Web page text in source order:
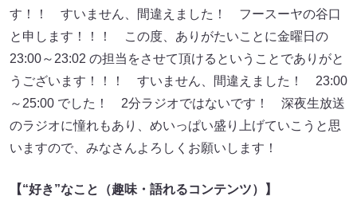
す！！ すいません、間違えました！ フースーヤの谷口
と申します！！！ この度、ありがたいことに金曜日の
23:00～23:02 の担当をさせて頂けるということでありがと
うございます！！！ すいません、間違えました！ 23:00
～25:00 でした！ 2分ラジオではないです！ 深夜生放送
のラジオに憧れもあり、めいっぱい盛り上げていこうと思
いますので、みなさんよろしくお願いします！
【“好き”なこと（趣味・語れるコンテンツ）】